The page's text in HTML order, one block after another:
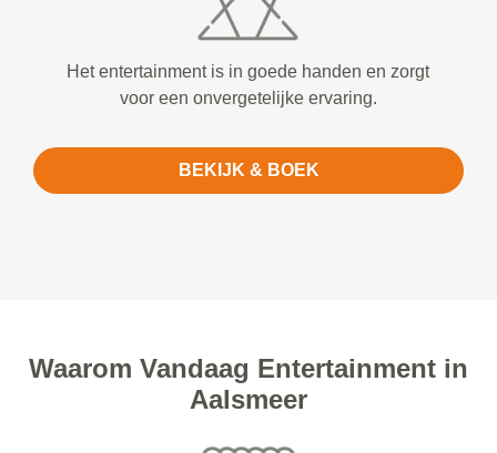
Het entertainment is in goede handen en zorgt
voor een onvergetelijke ervaring.
BEKIJK & BOEK
Waarom Vandaag Entertainment in
Aalsmeer